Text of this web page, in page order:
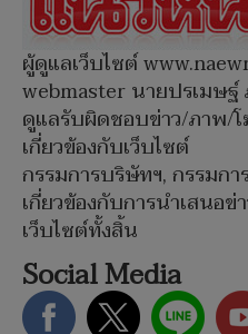
ผู้ดูแลเว็บไซต์
webmaster นายปรเมษฐ์
ดูแลรับผิดชอบข่าว/ภาพ/
เกี่ยวข้องกับเว็บไซต์
กรรมการบริษัทฯ, กรรมก
เกี่ยวข้องกับการนำเสนอ
เว็บไซต์ทั้งสิ้น
Social Media